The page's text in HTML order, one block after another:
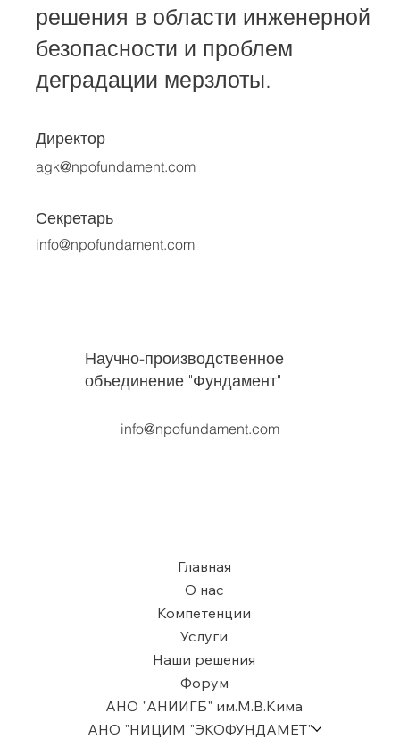
решения в области инженерной
безопасности и проблем
деградации мерзлоты.
Директор
agk@npofundament.com
Секретарь
info@npofundament.com
Научно-производственное
объединение "Фундамент"
info@npofundament.com
Главная
О нас
Компетенции
Услуги
Наши решения
Форум
АНО "АНИИГБ" им.М.В.Кима
АНО "НИЦИМ "ЭКОФУНДАМЕТ"